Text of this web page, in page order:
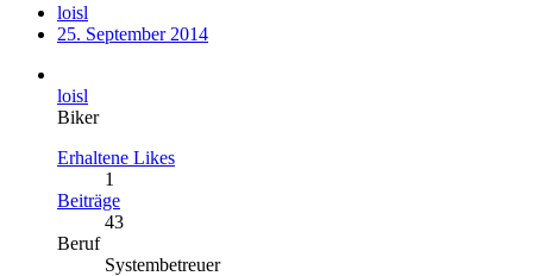
loisl
25. September 2014
loisl
Biker
Erhaltene Likes
1
Beiträge
43
Beruf
Systembetreuer